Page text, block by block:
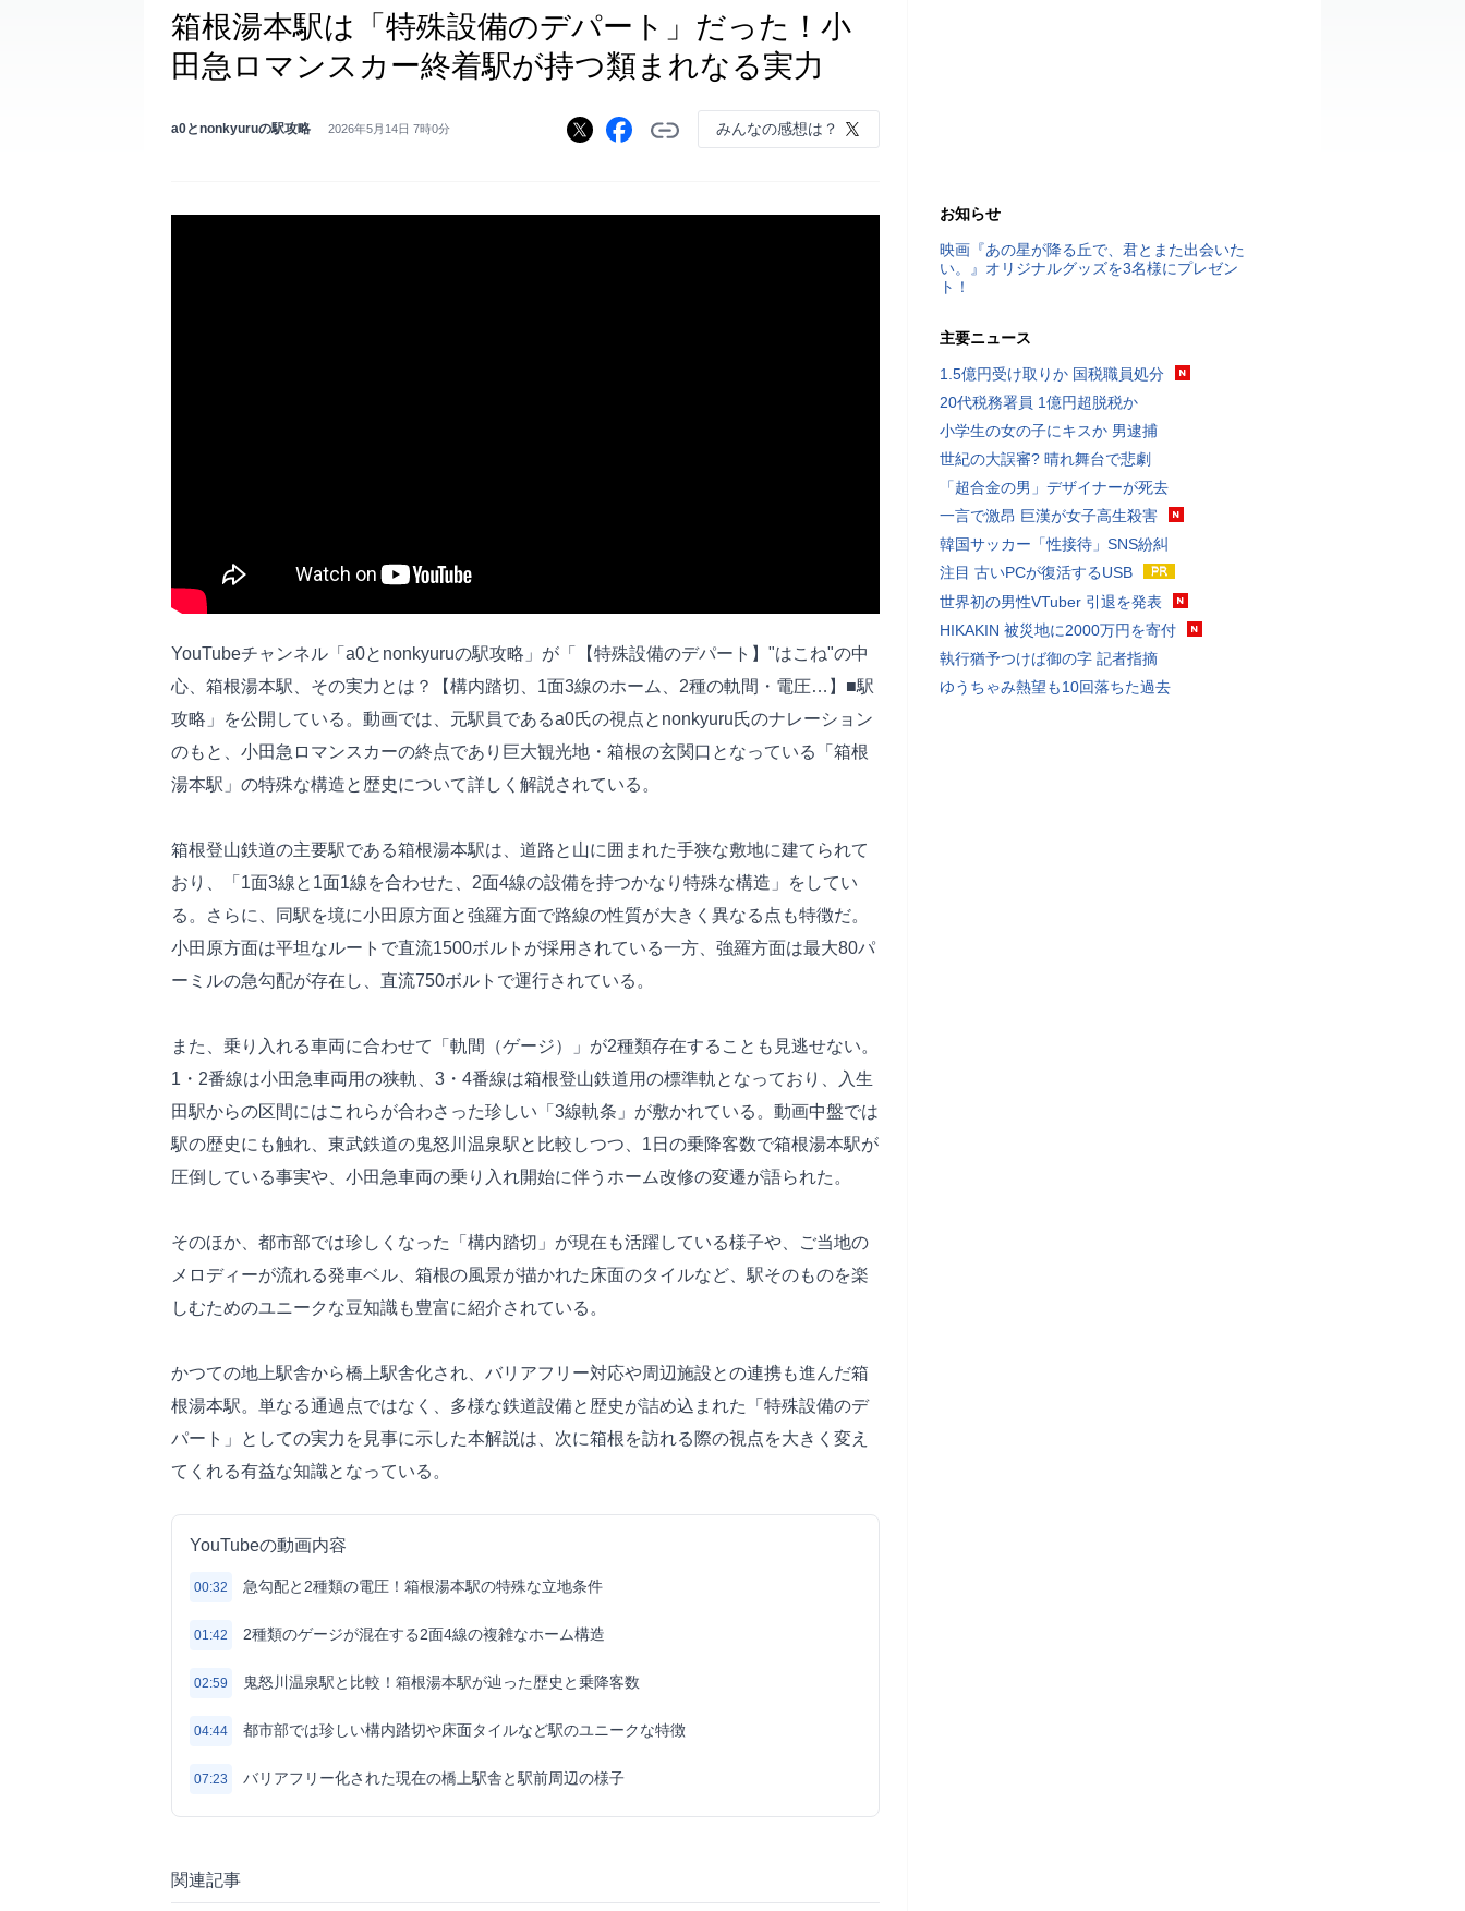
箱根湯本駅は「特殊設備のデパート」だった！小
田急ロマンスカー終着駅が持つ類まれなる実力
a0とnonkyuruの駅攻略 2026年5月14日 7時0分 みんなの感想は？
YouTubeチャンネル「a0とnonkyuruの駅攻略」が「【特殊設備のデパート】"はこね"の中
心、箱根湯本駅、その実力とは？【構内踏切、1面3線のホーム、2種の軌間・電圧…】■駅
攻略」を公開している。動画では、元駅員であるa0氏の視点とnonkyuru氏のナレーション
のもと、小田急ロマンスカーの終点であり巨大観光地・箱根の玄関口となっている「箱根
湯本駅」の特殊な構造と歴史について詳しく解説されている。
箱根登山鉄道の主要駅である箱根湯本駅は、道路と山に囲まれた手狭な敷地に建てられて
おり、「1面3線と1面1線を合わせた、2面4線の設備を持つかなり特殊な構造」をしてい
る。さらに、同駅を境に小田原方面と強羅方面で路線の性質が大きく異なる点も特徴だ。
小田原方面は平坦なルートで直流1500ボルトが採用されている一方、強羅方面は最大80パ
ーミルの急勾配が存在し、直流750ボルトで運行されている。
また、乗り入れる車両に合わせて「軌間（ゲージ）」が2種類存在することも見逃せない。
1・2番線は小田急車両用の狭軌、3・4番線は箱根登山鉄道用の標準軌となっており、入生
田駅からの区間にはこれらが合わさった珍しい「3線軌条」が敷かれている。動画中盤では
駅の歴史にも触れ、東武鉄道の鬼怒川温泉駅と比較しつつ、1日の乗降客数で箱根湯本駅が
圧倒している事実や、小田急車両の乗り入れ開始に伴うホーム改修の変遷が語られた。
そのほか、都市部では珍しくなった「構内踏切」が現在も活躍している様子や、ご当地の
メロディーが流れる発車ベル、箱根の風景が描かれた床面のタイルなど、駅そのものを楽
しむためのユニークな豆知識も豊富に紹介されている。
かつての地上駅舎から橋上駅舎化され、バリアフリー対応や周辺施設との連携も進んだ箱
根湯本駅。単なる通過点ではなく、多様な鉄道設備と歴史が詰め込まれた「特殊設備のデ
パート」としての実力を見事に示した本解説は、次に箱根を訪れる際の視点を大きく変え
てくれる有益な知識となっている。
YouTubeの動画内容
00:32 急勾配と2種類の電圧！箱根湯本駅の特殊な立地条件
01:42 2種類のゲージが混在する2面4線の複雑なホーム構造
02:59 鬼怒川温泉駅と比較！箱根湯本駅が辿った歴史と乗降客数
04:44 都市部では珍しい構内踏切や床面タイルなど駅のユニークな特徴
07:23 バリアフリー化された現在の橋上駅舎と駅前周辺の様子
関連記事
お知らせ
映画『あの星が降る丘で、君とまた出会いた
い。』オリジナルグッズを3名様にプレゼン
ト！
主要ニュース
1.5億円受け取りか 国税職員処分
20代税務署員 1億円超脱税か
小学生の女の子にキスか 男逮捕
世紀の大誤審? 晴れ舞台で悲劇
「超合金の男」デザイナーが死去
一言で激昂 巨漢が女子高生殺害
韓国サッカー「性接待」SNS紛糾
注目 古いPCが復活するUSB
世界初の男性VTuber 引退を発表
HIKAKIN 被災地に2000万円を寄付
執行猶予つけば御の字 記者指摘
ゆうちゃみ熱望も10回落ちた過去